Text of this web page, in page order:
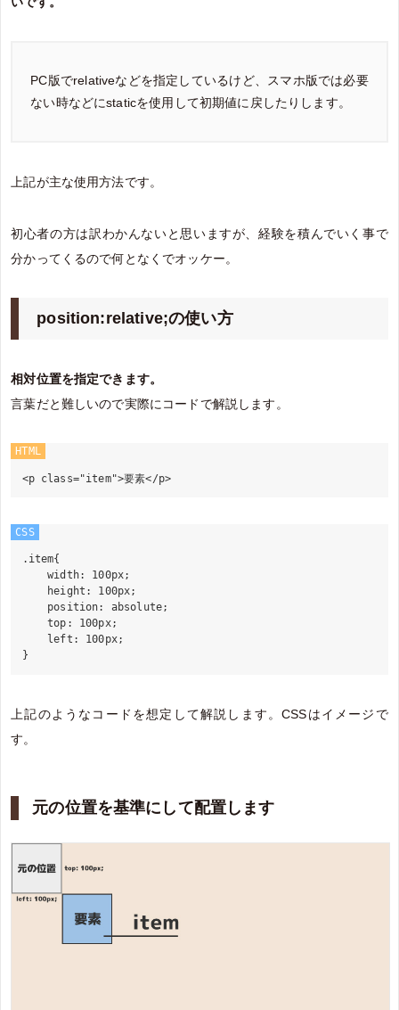
PC版でrelativeなどを指定しているけど、スマホ版では必要
ない時などにstaticを使用して初期値に戻したりします。
上記が主な使用方法です。
初心者の方は訳わかんないと思いますが、経験を積んでいく事で
分かってくるので何となくでオッケー。
position:relative;の使い方
相対位置を指定できます。
言葉だと難しいので実際にコードで解説します。
HTML
CSS
.item{
    width: 100px;
    height: 100px;
    position: absolute;
    top: 100px;
    left: 100px;
上記のようなコードを想定して解説します。CSSはイメージで
す。
元の位置を基準にして配置します